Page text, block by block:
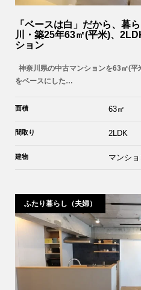
「ベースは白」だから、暮
川・築25年63㎡(平米)、
ション
神奈川県の中古マンションを63㎡(
をベースにした…
面積 63㎡
間取り 2LDK
建物 マンショ
ふたり暮らし（夫婦）